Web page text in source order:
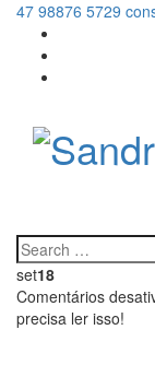
47 98876 5729
set18
Comentários
precisa ler isso!